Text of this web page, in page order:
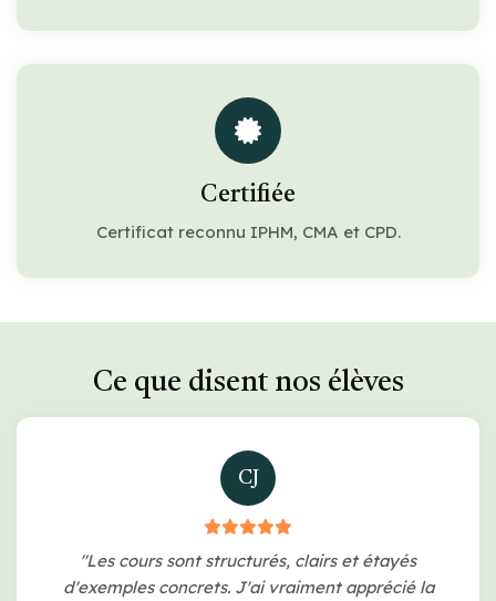
Certifiée
Certificat reconnu IPHM, CMA et CPD.
Ce que disent nos élèves
CJ
"Les cours sont structurés, clairs et étayés
d'exemples concrets. J'ai vraiment apprécié la